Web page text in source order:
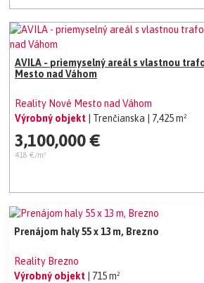
AVILA - priemyselný areál s vlastnou
Mesto nad Váhom
Reality Nové Mesto nad Váhom
Výrobný objekt
| Trenčianska | 7,425 m²
3,100,000 €
418 €/m²
Prenájom haly 55 x 13 m, Brezno
Reality Brezno
Výrobný objekt
| 715 m²